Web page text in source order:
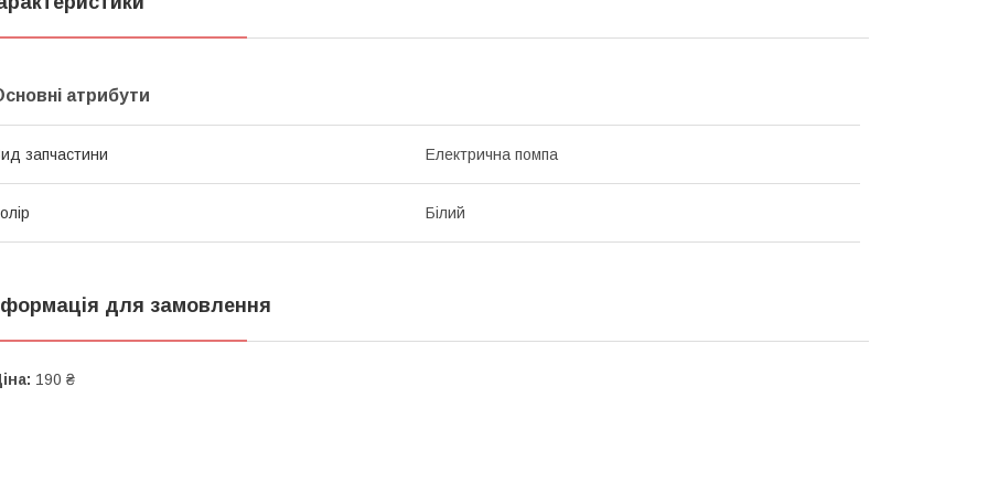
атрибути
запчастини Електрична помпа
Білий
для замовлення
190 ₴